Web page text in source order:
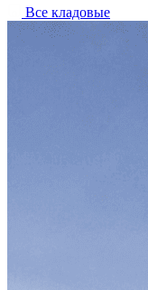
Все кладовые